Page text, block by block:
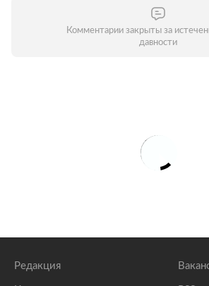
Комментарии закрыты за
давности
Редакция